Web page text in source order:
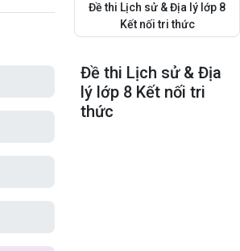
Đề thi Lịch sử & Địa lý lớp 8
Kết nối tri thức
Đề thi Lịch sử & Địa
lý lớp 8 Kết nối tri
thức